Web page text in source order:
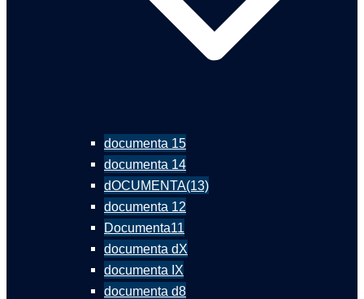
documenta 15
documenta 14
dOCUMENTA(13)
documenta 12
Documenta11
documenta dX
documenta IX
documenta d8